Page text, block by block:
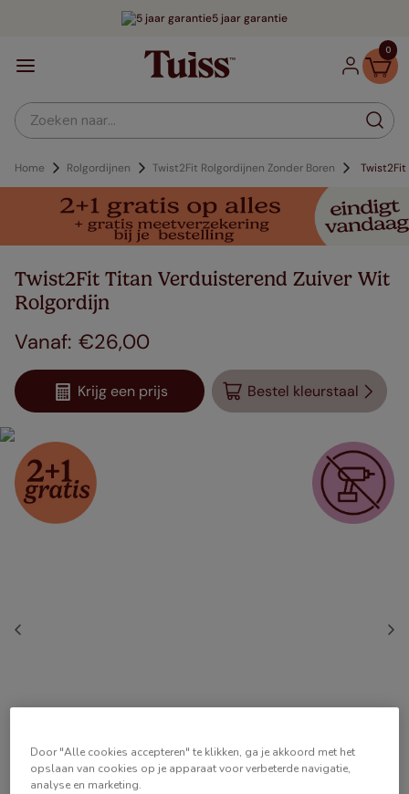
5 jaar garantie
0
Zoeken naar...
Home Rolgordijnen Twist2Fit Rolgordijnen Zonder Boren
Twist2Fit Titan Verduisterend Zuiver Wit
Rolgordijn
€26,00
Krijg een prijs Bestel kleurstaal
Door "Alle cookies accepteren" te klikken, ga je akkoord met het
opslaan van cookies op je apparaat voor verbeterde navigatie,
analyse en marketing.